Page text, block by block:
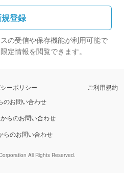
登録
の受信や保存機能が利用可能で
定情報を閲覧できます。
ーポリシー
ご利用規約
のお問い合わせ
らのお問い合わせ
らのお問い合わせ
All Rights Reserved.